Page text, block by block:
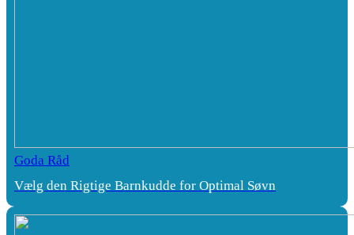
Goda Råd
Vælg den Rigtige Barnkudde for Optimal Søvn